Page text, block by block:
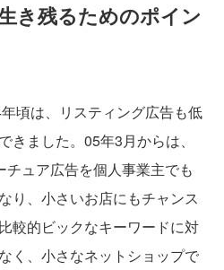
き残るためのポイン
頃は、リスティング広告も低
きました。05年3月からは、
ュア広告を個人事業主でも
り、小さいお店にもチャンス
較的ビックなキーワードに対
く、小さなネットショップで